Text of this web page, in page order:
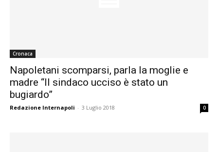
Cronaca
Napoletani scomparsi, parla la moglie e
madre “Il sindaco ucciso è stato un
bugiardo”
Redazione Internapoli - 3 Luglio 2018 0